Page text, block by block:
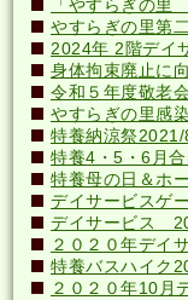
「やすらぎの
やすらぎの里第
2024年 2階デイ
身体拘束廃止に
令和５年度敬老
やすらぎの里感
特養納涼祭
特養4・5・6月
特養母の日＆ホ
デイサービスゲ
デイサービス
２０２０年デイ
特養バスハイク
２０２０年10月